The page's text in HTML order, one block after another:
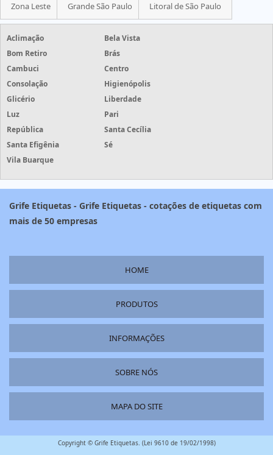
Zona Leste Grande São Paulo Litoral de São Paulo
Aclimação
Bela Vista
Bom Retiro
Brás
Cambuci
Centro
Consolação
Higienópolis
Glicério
Liberdade
Luz
Pari
República
Santa Cecília
Santa Efigênia
Sé
Vila Buarque
Grife Etiquetas - Grife Etiquetas - cotações de etiquetas com
mais de 50 empresas
HOME
PRODUTOS
INFORMAÇÕES
SOBRE NÓS
MAPA DO SITE
Copyright © Grife Etiquetas. (Lei 9610 de 19/02/1998)